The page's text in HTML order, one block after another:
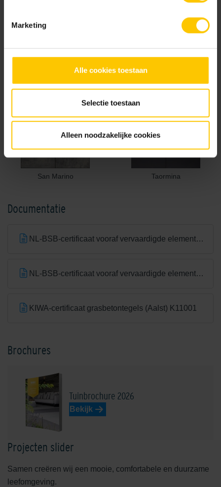
Marketing
Alle cookies toestaan
Selectie toestaan
Alleen noodzakelijke cookies
San Marino Taormina
Documentatie
NL-BSB-certificaat vooraf vervaardigde elementen van beton
NL-BSB-certificaat vooraf vervaardigde elementen van beton (Aalst) K20305
KIWA-certificaat grasbetontegels (Aalst) K11001
Brochures
Tuinbrochure 2026
Bekijk
Projecten slider
Samen creëren wij een mooie, comfortabele en duurzame
leefomgeving.